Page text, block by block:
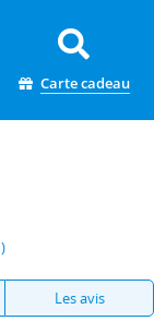
Carte cadeau
)
Les avis